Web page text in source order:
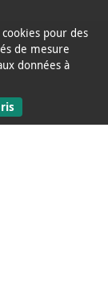
pour des
de mesure
données à